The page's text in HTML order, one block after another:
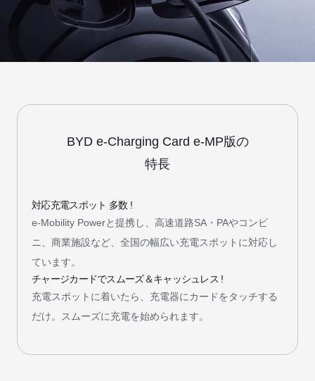
BYD e-Charging Card e-MP版の
特長
対応充電スポット 多数 !
e-Mobility Powerと提携し、高速道路SA・PAやコンビ
ニ、商業施設など、全国の幅広い充電スポットに対応し
ています。
チャージカードでスムーズ＆キャッシュレス !
充電スポットに着いたら、充電器にカードをタッチする
だけ。スムーズに充電を始められます。